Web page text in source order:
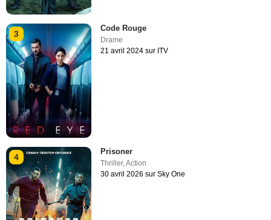
3
Code Rouge
Drame
21 avril 2024 sur ITV
4
Prisoner
Thriller,Action
30 avril 2026 sur Sky One